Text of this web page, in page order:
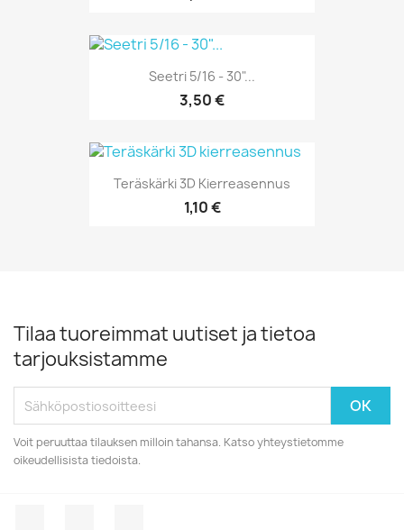
Seetri 5/16 - 30"...
3,50 €
Teräskärki 3D Kierreasennus
1,10 €
Tilaa tuoreimmat uutiset ja tietoa
tarjouksistamme
Voit peruuttaa tilauksen milloin tahansa. Katso yhteystietomme
oikeudellisista tiedoista.